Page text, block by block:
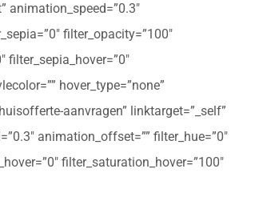
animation_speed=”0.3″
filter_opacity=”100″
filter_sepia_hover=”0″
hover_type=”none”
aanvragen” linktarget=”_self”
animation_offset=”” filter_hue=”0″
filter_saturation_hover=”100″